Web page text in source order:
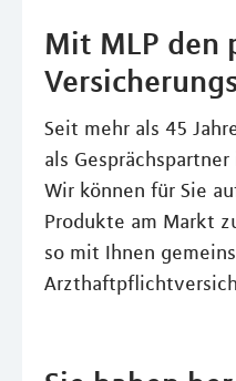
Mit MLP den
Seit mehr als 45
als
Wir können für Sie
Produkte am Markt
so mit Ihnen